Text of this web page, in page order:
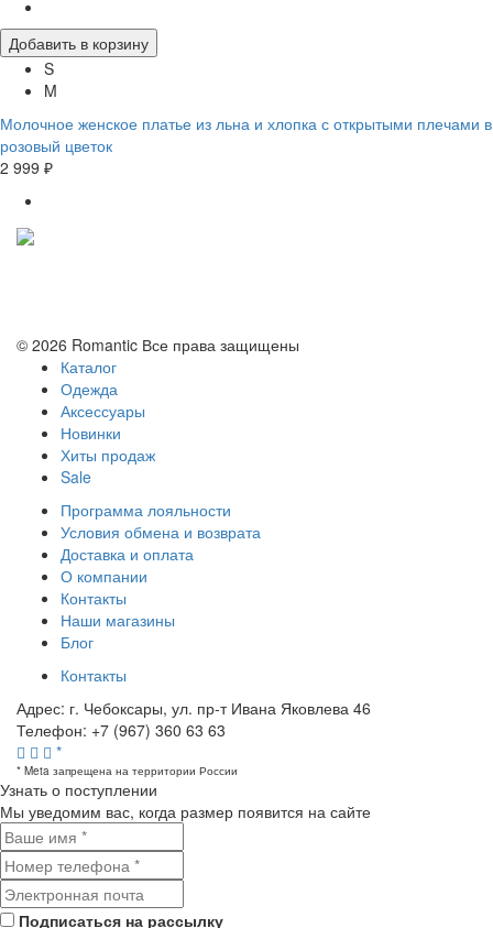
Добавить в корзину
S
M
Молочное женское платье из льна и хлопка с открытыми плечами в
розовый цветок
2 999 ₽
© 2026 Romantic Все права защищены
Каталог
Одежда
Аксессуары
Новинки
Хиты продаж
Sale
Программа лояльности
Условия обмена и возврата
Доставка и оплата
О компании
Контакты
Наши магазины
Блог
Контакты
Адрес: г. Чебоксары, ул. пр-т Ивана Яковлева 46
Телефон: +7 (967) 360 63 63
*
* Meta запрещена на территории России
Узнать о поступлении
Мы уведомим вас, когда размер появится на сайте
Подписаться на рассылку